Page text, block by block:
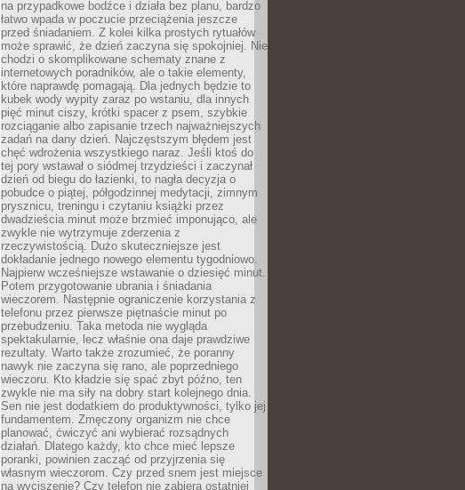
na przypadkowe bodźce i działa bez planu, bardzo
łatwo wpada w poczucie przeciążenia jeszcze
przed śniadaniem. Z kolei kilka prostych rytuałów
może sprawić, że dzień zaczyna się spokojniej. Nie
chodzi o skomplikowane schematy znane z
internetowych poradników, ale o takie elementy,
które naprawdę pomagają. Dla jednych będzie to
kubek wody wypity zaraz po wstaniu, dla innych
pięć minut ciszy, krótki spacer z psem, szybkie
rozciąganie albo zapisanie trzech najważniejszych
zadań na dany dzień. Najczęstszym błędem jest
chęć wdrożenia wszystkiego naraz. Jeśli ktoś do
tej pory wstawał o siódmej trzydzieści i zaczynał
dzień od biegu do łazienki, to nagła decyzja o
pobudce o piątej, półgodzinnej medytacji, zimnym
prysznicu, treningu i czytaniu książki przez
dwadzieścia minut może brzmieć imponująco, ale
zwykle nie wytrzymuje zderzenia z
rzeczywistością. Dużo skuteczniejsze jest
dokładanie jednego nowego elementu tygodniowo.
Najpierw wcześniejsze wstawanie o dziesięć minut.
Potem przygotowanie ubrania i śniadania
wieczorem. Następnie ograniczenie korzystania z
telefonu przez pierwsze piętnaście minut po
przebudzeniu. Taka metoda nie wygląda
spektakularnie, lecz właśnie ona daje prawdziwe
rezultaty. Warto także zrozumieć, że poranny
nawyk nie zaczyna się rano, ale poprzedniego
wieczoru. Kto kładzie się spać zbyt późno, ten
zwykle nie ma siły na dobry start kolejnego dnia.
Sen nie jest dodatkiem do produktywności, tylko jej
fundamentem. Zmęczony organizm nie chce
planować, ćwiczyć ani wybierać rozsądnych
działań. Dlatego każdy, kto chce mieć lepsze
poranki, powinien zacząć od przyjrzenia się
własnym wieczorom. Czy przed snem jest miejsce
na wyciszenie? Czy telefon nie zabiera ostatniej